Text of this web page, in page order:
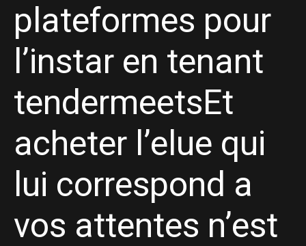
plateformes pour
l’instar en tenant
tendermeetsEt
acheter l’elue qui
lui correspond a
vos attentes n’est